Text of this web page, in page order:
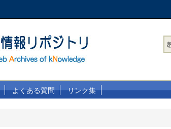
よくある質問 リンク集